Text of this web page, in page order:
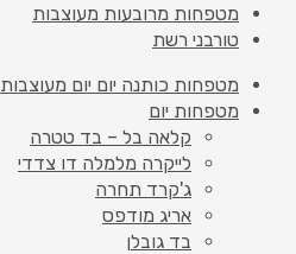
מטפחות מרובעות מעוצבות
טורבני רשת
מטפחות כותנה יום יום מעוצבות
מטפחות יום
קלאה בל – בד טטרה
לייקרה מלמלה דו צדדי
ג'קרד תחרה
אריג מודפס
בד גובלן